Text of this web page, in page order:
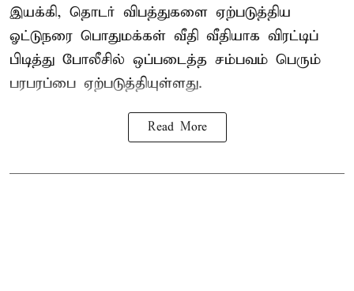
இயக்கி, தொடர் விபத்துகளை ஏற்படுத்திய
ஓட்டுநரை பொதுமக்கள் வீதி வீதியாக விரட்டிப்
பிடித்து போலீசில் ஒப்படைத்த சம்பவம் பெரும்
பரபரப்பை ஏற்படுத்தியுள்ளது.
Read More